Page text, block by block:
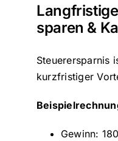
sparen &
Steuerersparnis
kurzfristiger
Gewinn: